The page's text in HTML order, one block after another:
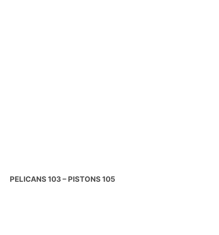
PELICANS 103 – PISTONS 105